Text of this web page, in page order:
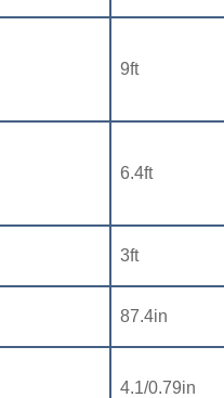
9ft
6.4ft
3ft
87.4in
4.1/0.79in